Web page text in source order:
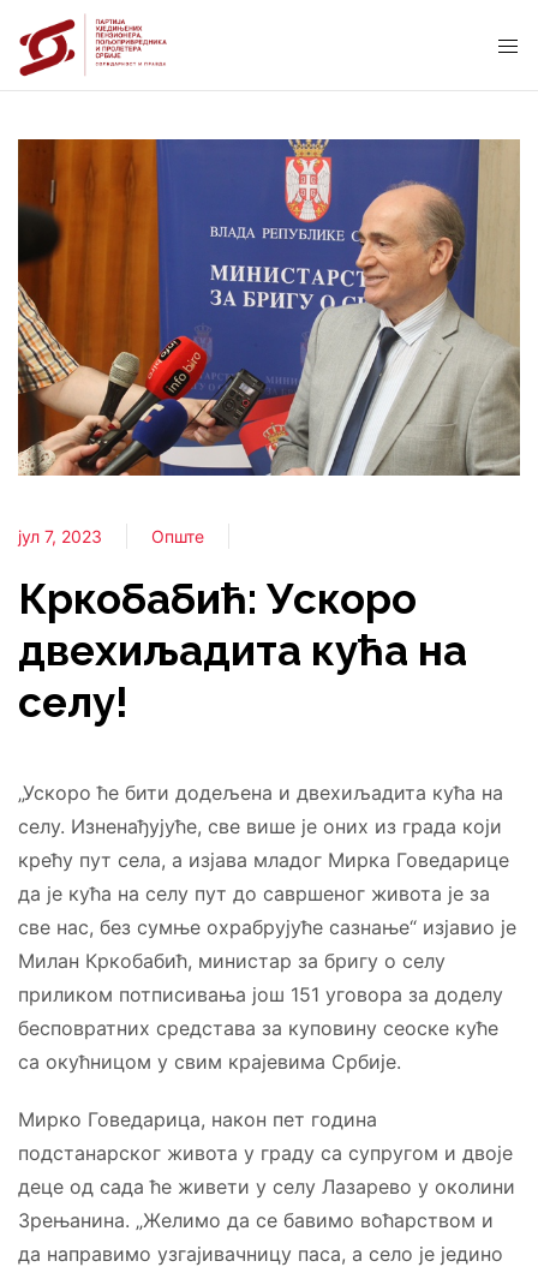
јул 7, 2023 Опште
Кркобабић: Ускоро
двехиљадита кућа на
селу!
„Ускоро ће бити додељена и двехиљадита кућа на
селу. Изненађујуће, све више је оних из града који
крећу пут села, а изјава младог Мирка Говедарице
да је кућа на селу пут до савршеног живота је за
све нас, без сумње охрабрујуће сазнање“ изјавио је
Милан Кркобабић, министар за бригу о селу
приликом потписивања још 151 уговора за доделу
бесповратних средстава за куповину сеоске куће
са окућницом у свим крајевима Србије.
Мирко Говедарица, након пет година
подстанарског живота у граду са супругом и двоје
деце од сада ће живети у селу Лазарево у околини
Зрењанина. „Желимо да се бавимо воћарством и
да направимо узгајивачницу паса, а село је једино